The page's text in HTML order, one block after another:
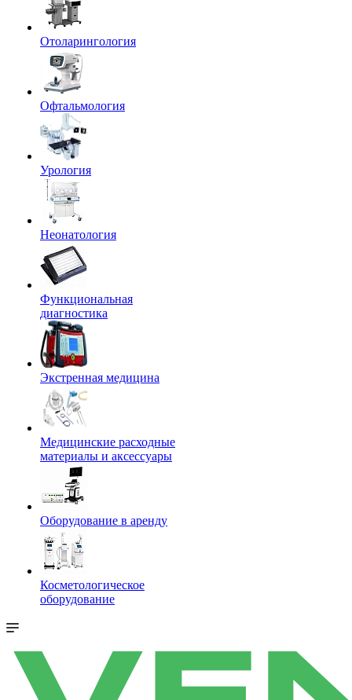
Отоларингология
Офтальмология
Урология
Неонатология
Функциональная
диагностика
Экстренная медицина
Медицинские расходные
материалы и аксессуары
Оборудование в аренду
Косметологическое
оборудование